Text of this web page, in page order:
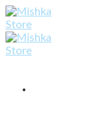
Skip
to
content